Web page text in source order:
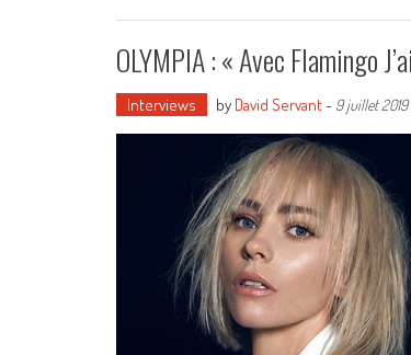
OLYMPIA : « Avec Flamingo
Interviews by David Servant- 9 juillet 2019